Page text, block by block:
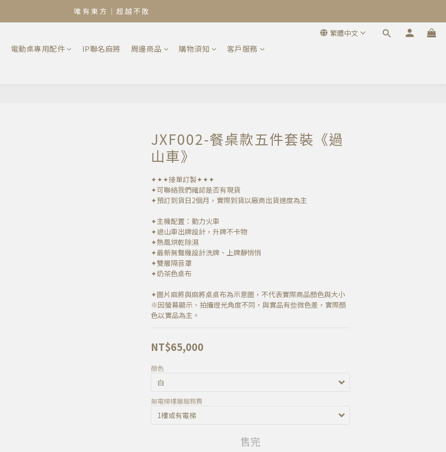
唯 有 東 方 ｜ 超 越 不 敗
繁體中文
電動桌專用配件 IP聯名麻將 周邊商品 購物須知 客戶服務
JXF002-餐桌款五件套裝《過
山車》
✦✦✦接單訂製✦✦✦
✦可聯絡我們確認是否有現貨
✦預訂到貨日2個月，實際到貨以廠商出貨速度為主
✦主機配置：動力火車
✦過山車出牌設計，升牌不卡物
✦熱風烘乾除濕
✦最新無聲機設計洗牌、上牌靜悄悄
✦雙層隔音罩
✦奶茶色桌布
✦圖片麻將與麻將桌桌布為示意圖，不代表實際商品顏色與大小
※因螢幕顯示、拍攝燈光角度不同，與實品有些微色差，實際顏
色以實品為主。
NT$65,000
顏色
無電梯樓層服務費
售完